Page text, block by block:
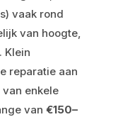
vaak rond
van hoogte,
Klein
reparatie aan
enkele
van €150–